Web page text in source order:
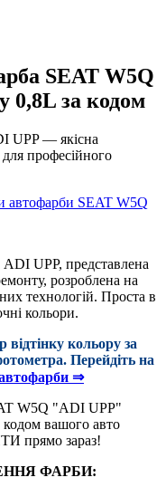
SEAT W5Q
за кодом
UPP — якісна
професійного
автофарби SEAT W5Q
UPP, представлена
розроблена на
технологій. Проста в
кольори.
кольору за
Перейдіть на
автофарби ⇒
W5Q "ADI UPP"
вашого авто
прямо зараз!
ФАРБИ: